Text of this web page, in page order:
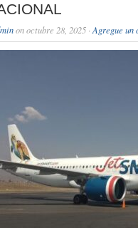
on octubre 28, 2025 · Agregue un